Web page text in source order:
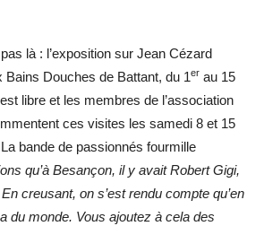
pas là : l’exposition sur Jean Cézard
Bains Douches de Battant, du 1er au 15
libre et les membres de l’association
ces visites les samedi 8 et 15
bande de passionnés fourmille
qu’à Besançon, il y avait Robert Gigi,
creusant, on s’est rendu compte qu’en
du monde. Vous ajoutez à cela des